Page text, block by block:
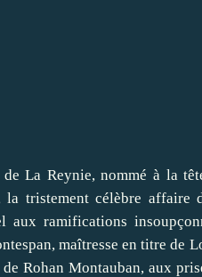
La Reynie, nommé à la
tristement célèbre affaire
ramifications
maîtresse en titre de
Rohan Montauban, aux